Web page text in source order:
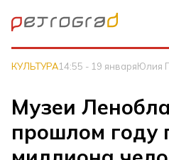
КУЛЬТУРА14:55 - 19 январяЮлия
Музеи
прошлом году